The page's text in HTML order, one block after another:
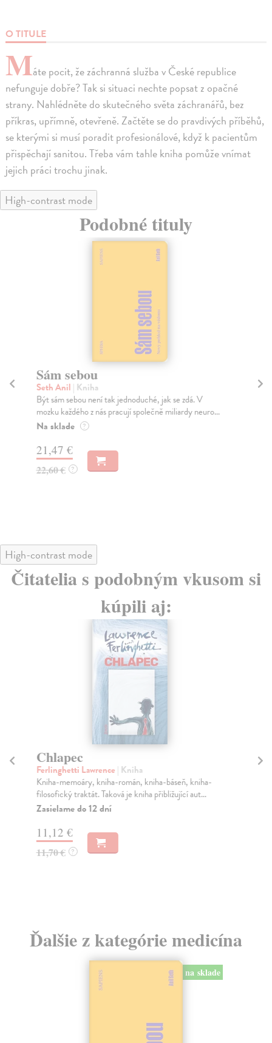
O TITULE
Máte pocit, že záchranná služba v České republice
nefunguje dobře? Tak si situaci nechte popsat z opačné
strany. Nahlédněte do skutečného světa záchranářů, bez
příkras, upřímně, otevřeně. Začtěte se do pravdivých příběhů,
se kterými si musí poradit profesionálové, když k pacientům
přispěchají sanitou. Třeba vám tahle kniha pomůže vnímat
jejich práci trochu jinak.
High-contrast mode
Podobné tituly
Sám sebou
Seth Anil | Kniha
Být sám sebou není tak jednoduché, jak se zdá. V
mozku každého z nás pracují společně miliardy neuro...
Na sklade ?
21,47 €
22,60 € ?
High-contrast mode
Čitatelia s podobným vkusom si
kúpili aj:
Chlapec
Ferlinghetti Lawrence | Kniha
Kniha-memoáry, kniha-román, kniha-báseň, kniha-
filosofický traktát. Taková je kniha přibližující aut...
Zasielame do 12 dní
11,12 €
11,70 € ?
Ďalšie z kategórie medicína
na sklade